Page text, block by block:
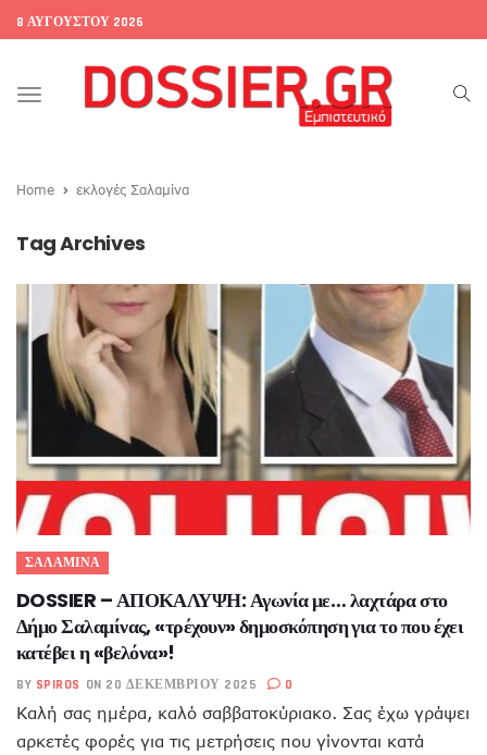
8 ΑΥΓΟΎΣΤΟΥ 2026
Toggle
Home εκλογές Σαλαμίνα
Tag Archives
ΣΑΛΑΜΙΝΑ
DOSSIER – ΑΠΟΚΑΛΥΨΗ: Αγωνία με… λαχτάρα στο
Δήμο Σαλαμίνας, «τρέχουν» δημοσκόπηση για το που έχει
κατέβει η «βελόνα»!
BY SPIROS ON 20 ΔΕΚΕΜΒΡΊΟΥ 2025 0
Καλή σας ημέρα, καλό σαββατοκύριακο. Σας έχω γράψει
αρκετές φορές για τις μετρήσεις που γίνονται κατά